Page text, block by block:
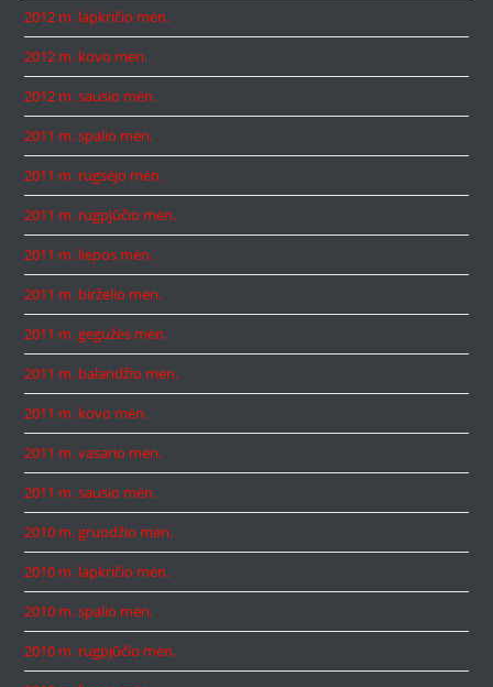
2012 m. lapkričio mėn.
2012 m. kovo mėn.
2012 m. sausio mėn.
2011 m. spalio mėn.
2011 m. rugsėjo mėn.
2011 m. rugpjūčio mėn.
2011 m. liepos mėn.
2011 m. birželio mėn.
2011 m. gegužės mėn.
2011 m. balandžio mėn.
2011 m. kovo mėn.
2011 m. vasario mėn.
2011 m. sausio mėn.
2010 m. gruodžio mėn.
2010 m. lapkričio mėn.
2010 m. spalio mėn.
2010 m. rugpjūčio mėn.